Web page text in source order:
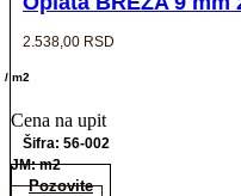
2.538,00 RSD
/ m2
Cena na upit
Šifra: 56-002
JM: m2
Pozovite